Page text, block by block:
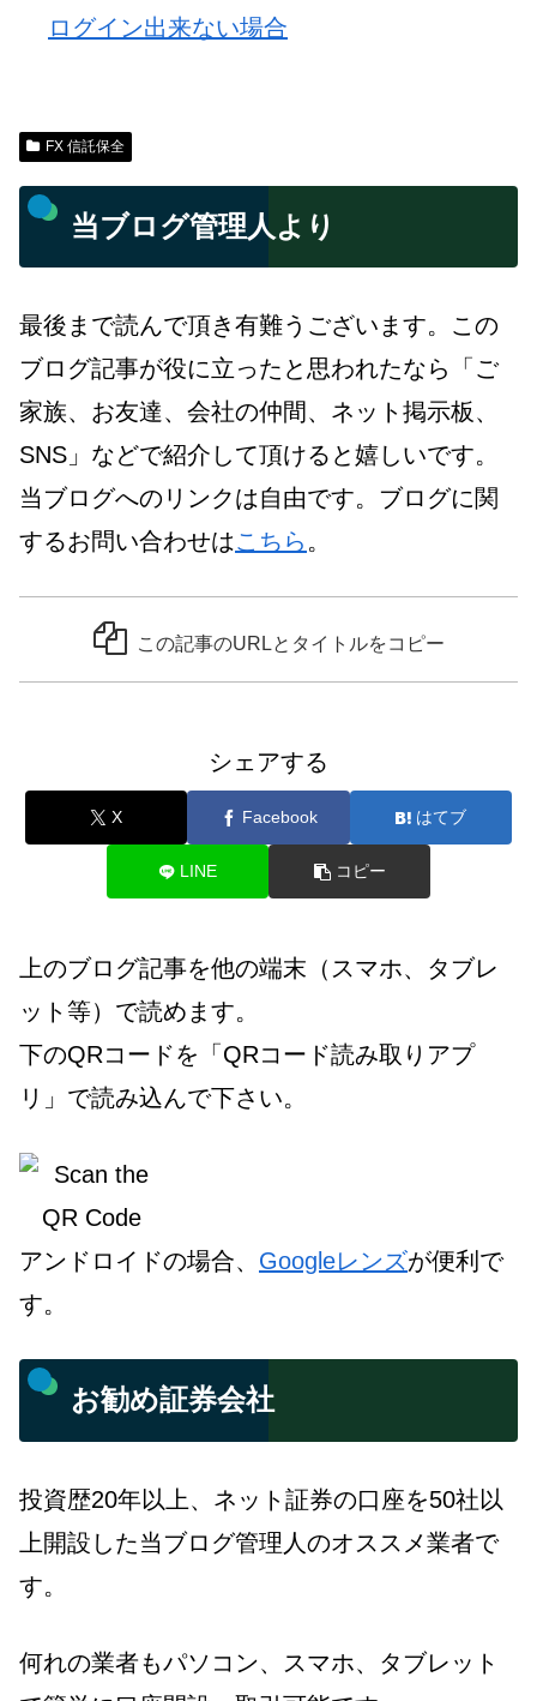
ログイン出来ない場合
FX 信託保全
当ブログ管理人より
最後まで読んで頂き有難うございます。この
ブログ記事が役に立ったと思われたなら「ご
家族、お友達、会社の仲間、ネット掲示板、
SNS」などで紹介して頂けると嬉しいです。
当ブログへのリンクは自由です。ブログに関
するお問い合わせはこちら 。
この記事のURLとタイトルをコピー
シェアする
X Facebook はてブ
LINE コピー
上のブログ記事を他の端末（スマホ、タブレ
ット等）で読めます。
下のQRコードを「QRコード読み取りアプ
リ」で読み込んで下さい。
アンドロイドの場合、 Googleレンズが便利で
す。
お勧め証券会社
投資歴20年以上、ネット証券の口座を50社以
上開設した当ブログ管理人のオススメ業者で
す。
何れの業者もパソコン、スマホ、タブレット